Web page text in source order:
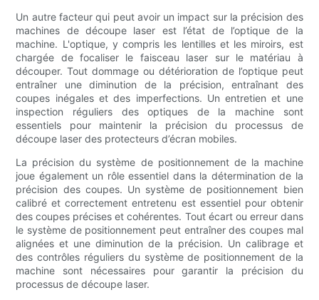
Un autre facteur qui peut avoir un impact sur la précision des
machines de découpe laser est l’état de l’optique de la
machine. L'optique, y compris les lentilles et les miroirs, est
chargée de focaliser le faisceau laser sur le matériau à
découper. Tout dommage ou détérioration de l’optique peut
entraîner une diminution de la précision, entraînant des
coupes inégales et des imperfections. Un entretien et une
inspection réguliers des optiques de la machine sont
essentiels pour maintenir la précision du processus de
découpe laser des protecteurs d’écran mobiles.
La précision du système de positionnement de la machine
joue également un rôle essentiel dans la détermination de la
précision des coupes. Un système de positionnement bien
calibré et correctement entretenu est essentiel pour obtenir
des coupes précises et cohérentes. Tout écart ou erreur dans
le système de positionnement peut entraîner des coupes mal
alignées et une diminution de la précision. Un calibrage et
des contrôles réguliers du système de positionnement de la
machine sont nécessaires pour garantir la précision du
processus de découpe laser.